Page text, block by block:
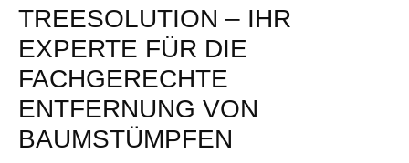
TREESOLUTION – IHR
EXPERTE FÜR DIE
FACHGERECHTE
ENTFERNUNG VON
BAUMSTÜMPFEN